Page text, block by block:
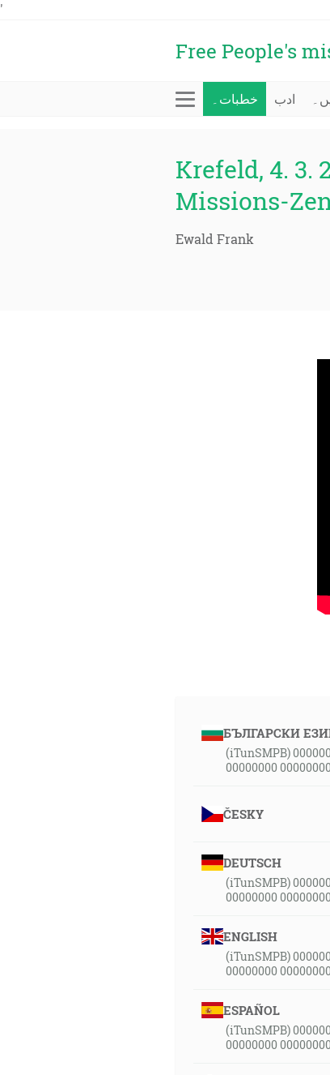
'
Free People's
خطبات۔ ادب
Krefeld, 4. 3.
Missions-
Ewald Frank
БЪЛГАРСКИ
(iTunSMPB)
00000000
ČESKY
DEUTSCH
(iTunSMPB)
00000000
ENGLISH
(iTunSMPB)
00000000
ESPAÑOL
(iTunSMPB)
00000000